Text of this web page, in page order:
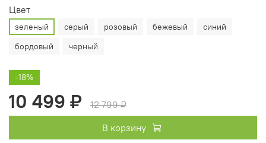
Цвет
зеленый серый розовый бежевый
синий
бордовый
черный
-18%
10 499 ₽
12 799 ₽
В корзину